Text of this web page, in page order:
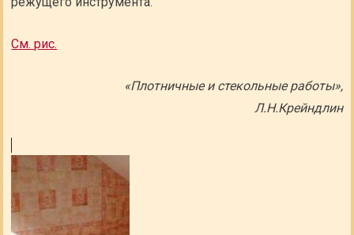
См. рис.
«Плотничные и стекольные работы»,
Л.Н.Крейндлин